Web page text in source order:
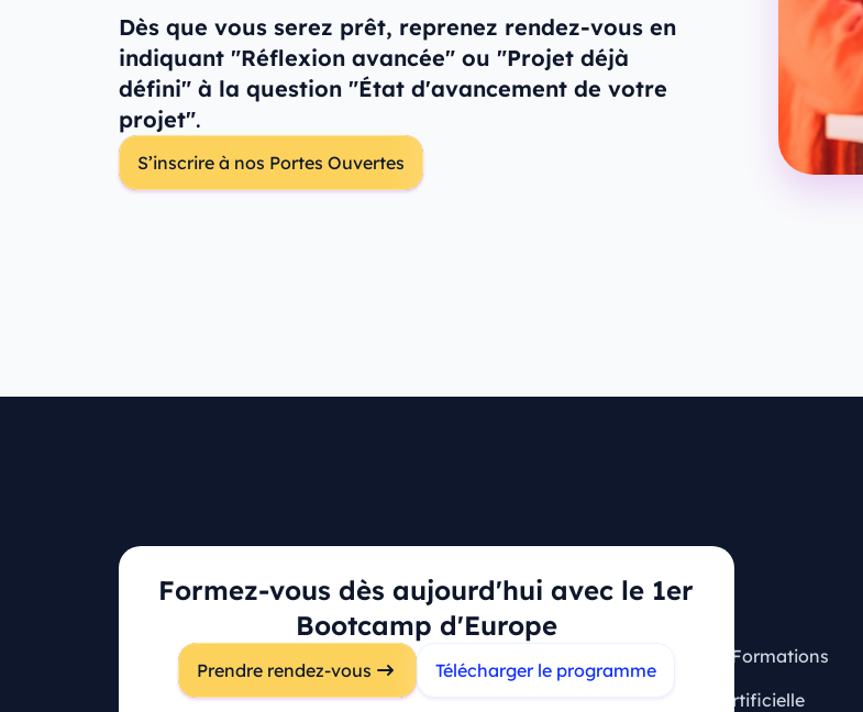
Dès que vous serez prêt, reprenez rendez-vous en
indiquant "Réflexion avancée" ou "Projet déjà
défini" à la question "État d'avancement de votre
projet".
S’inscrire à nos Portes Ouvertes
Formez-vous dès aujourd'hui avec le 1er
Bootcamp d'Europe
Prendre rendez-vous Télécharger le programme
Campus principal
116 Rue du Faubourg Saint-
Questions fréquentes
Certifications
Financement Formations
Intelligence Artificielle